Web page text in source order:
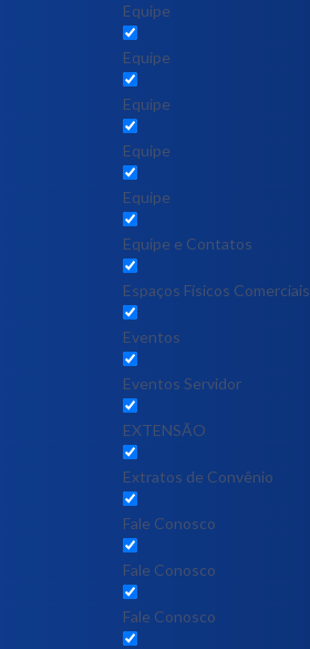
Equipe
Equipe
Equipe
Equipe
Equipe
Equipe e Contatos
Espaços Físicos Comerciais
Eventos
Eventos Servidor
EXTENSÃO
Extratos de Convênio
Fale Conosco
Fale Conosco
Fale Conosco